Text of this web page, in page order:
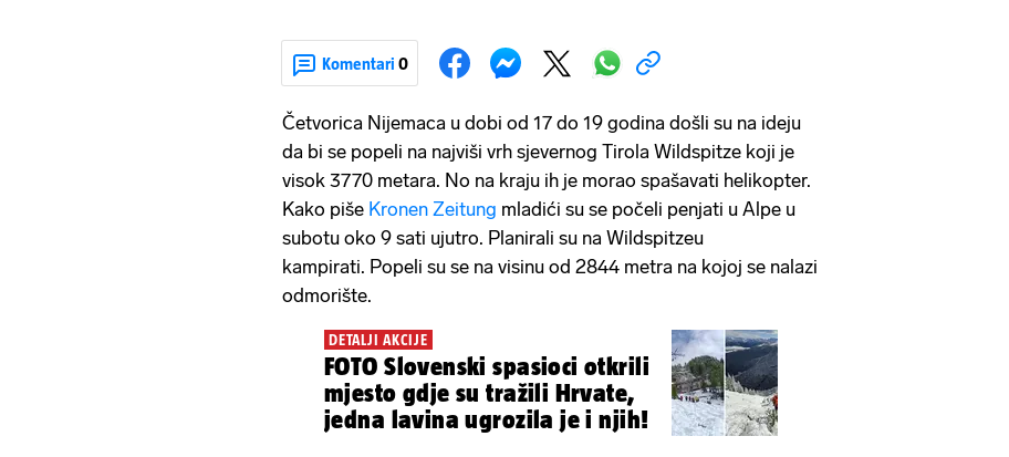
Komentari 0
Četvorica Nijemaca u dobi od 17 do 19 godina došli su na ideju
da bi se popeli na najviši vrh sjevernog Tirola Wildspitze koji je
visok 3770 metara. No na kraju ih je morao spašavati helikopter.
Kako piše Kronen Zeitung mladići su se počeli penjati u Alpe u
subotu oko 9 sati ujutro. Planirali su na Wildspitzeu
kampirati. Popeli su se na visinu od 2844 metra na kojoj se nalazi
odmorište.
DETALJI AKCIJE
FOTO Slovenski spasioci otkrili
mjesto gdje su tražili Hrvate,
jedna lavina ugrozila je i njih!